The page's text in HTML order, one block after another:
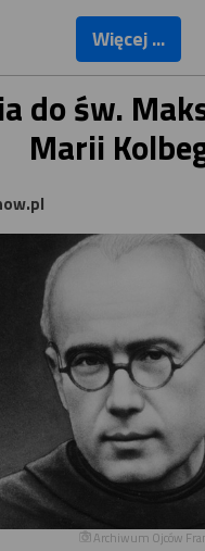
Więcej ...
do św.
Marii
Archiwum Ojców